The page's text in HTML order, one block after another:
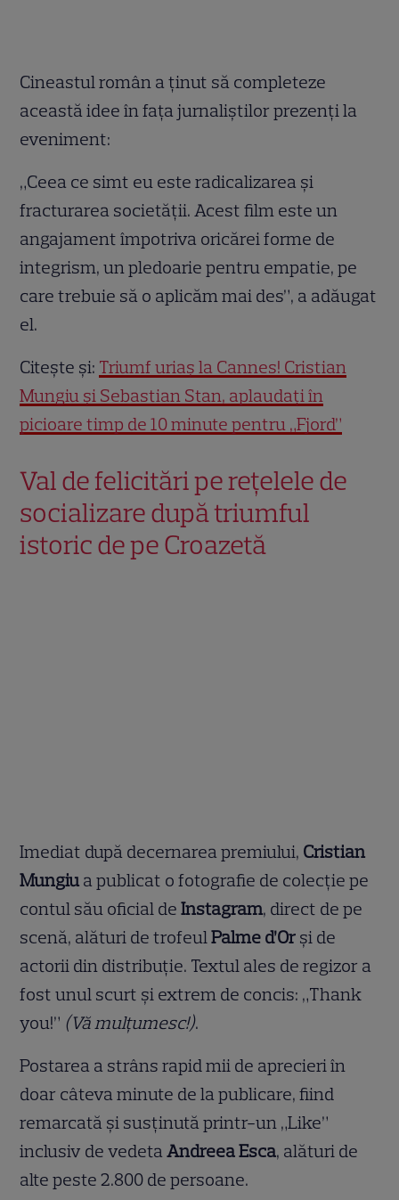
Cineastul român a ținut să completeze
această idee în fața jurnaliștilor prezenți la
eveniment:
„Ceea ce simt eu este radicalizarea şi
fracturarea societăţii. Acest film este un
angajament împotriva oricărei forme de
integrism, un pledoarie pentru empatie, pe
care trebuie să o aplicăm mai des”, a adăugat
el.
Citește și: Triumf uriaș la Cannes! Cristian
Mungiu și Sebastian Stan, aplaudați în
picioare timp de 10 minute pentru „Fjord”
Val de felicitări pe rețelele de
socializare după triumful
istoric de pe Croazetă
Imediat după decernarea premiului, Cristian
Mungiu a publicat o fotografie de colecție pe
contul său oficial deInstagram, direct de pe
scenă, alături de trofeulPalme d’Or și de
actorii din distribuție. Textul ales de regizor a
fost unul scurt și extrem de concis: „Thank
you!” (Vă mulțumesc!).
Postarea a strâns rapid mii de aprecieri în
doar câteva minute de la publicare, fiind
remarcată și susținută printr-un „Like”
inclusiv de vedetaAndreea Esca, alături de
alte peste 2.800 de persoane.